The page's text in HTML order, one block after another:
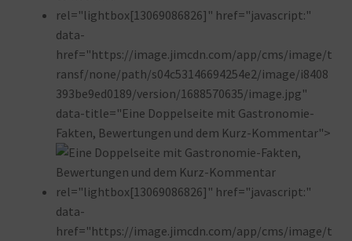
rel="lightbox[13069086826]" href="javascript:"
data-
href="https://image.jimcdn.com/app/cms/image/t
ransf/none/path/s04c53146694254e2/image/i8408
393be9ed0189/version/1688570635/image.jpg"
data-title="Eine Doppelseite mit Gastronomie-
Fakten, Bewertungen und dem Kurz-Kommentar">
rel="lightbox[13069086826]" href="javascript:"
data-
href="https://image.jimcdn.com/app/cms/image/t